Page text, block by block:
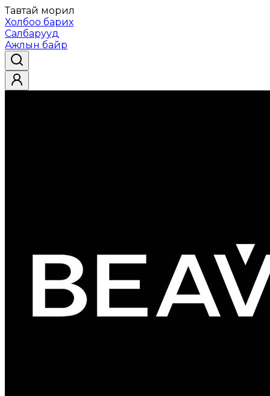
Тавтай морил
Холбоо барих
Салбарууд
Ажлын байр